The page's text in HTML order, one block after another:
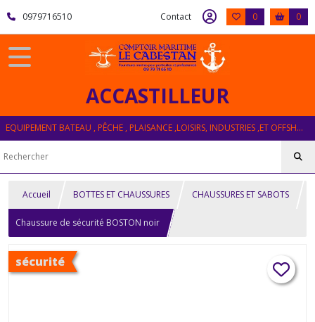
0979716510 Contact 0 0
ACCASTILLEUR
EQUIPEMENT BATEAU , PÊCHE , PLAISANCE ,LOISIRS, INDUSTRIES ,ET OFFSHORE
Accueil BOTTES ET CHAUSSURES CHAUSSURES ET SABOTS
Chaussure de sécurité BOSTON noir
sécurité